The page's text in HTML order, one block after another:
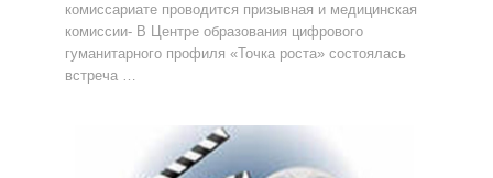
комиссариате проводится призывная и медицинская
комиссии- В Центре образования цифрового
гуманитарного профиля «Точка роста» состоялась
встреча …